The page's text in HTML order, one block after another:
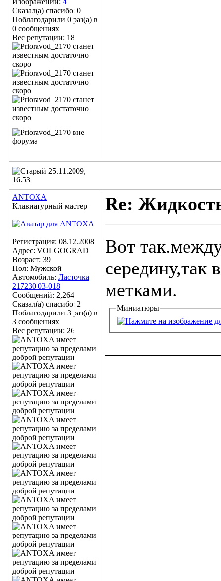
Изображений: 4
Сказал(а) спасибо: 0
Поблагодарили 0 раз(а) в
0 сообщениях
Вес репутации: 18
25.11.2009,
16:53
ANTOXA
Клавиатурный мастер
Регистрация: 08.12.2008
Адрес: VOLGOGRAD
Возраст: 39
Пол: Мужской
Автомобиль: Ласточка
217230 03-018
Сообщений: 2,264
Сказал(а) спасибо: 2
Поблагодарили 3 раз(а) в
3 сообщениях
Вес репутации: 26
Re:
Вот
метками.
Миниатюры